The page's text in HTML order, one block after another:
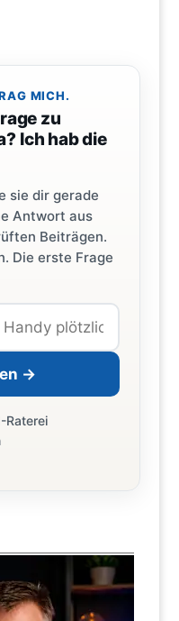
MICH.
zu
Ich hab die
sie dir gerade
Antwort aus
Beiträgen.
Die erste Frage
→
Raterei